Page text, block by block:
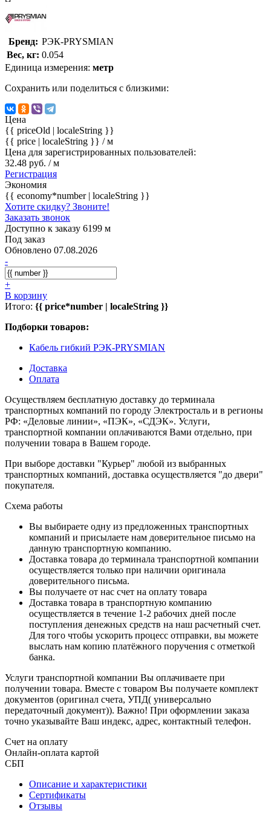
Бренд: РЭК-PRYSMIAN
Вес, кг: 0.054
Единица измерения: метр
Сохранить или поделиться с близкими:
Цена
{{ priceOld | localeString }}
{{ price | localeString }} / м
Цена для зарегистрированных пользователей:
32.48 руб. / м
Регистрация
Экономия
{{ economy*number | localeString }}
Хотите скидку? Звоните!
Заказать звонок
Доступно к заказу 6199 м
Под заказ
Обновлено 07.08.2026
-
+
В корзину
Итого: {{ price*number | localeString }}
Подборки товаров:
Кабель гибкий РЭК-PRYSMIAN
Доставка
Оплата
Осуществляем бесплатную доставку до терминала
транспортных компаний по городу Электросталь и в регионы
РФ: «Деловые линии», «ПЭК», «СДЭК». Услуги,
транспортной компании оплачиваются Вами отдельно, при
получении товара в Вашем городе.
При выборе доставки "Курьер" любой из выбранных
транспортных компаний, доставка осуществляется "до двери"
покупателя.
Схема работы
Вы выбираете одну из предложенных транспортных
компаний и присылаете нам доверительное письмо на
данную транспортную компанию.
Доставка товара до терминала транспортной компании
осуществляется только при наличии оригинала
доверительного письма.
Вы получаете от нас счет на оплату товара
Доставка товара в транспортную компанию
осуществляется в течение 1-2 рабочих дней после
поступления денежных средств на наш расчетный счет.
Для того чтобы ускорить процесс отправки, вы можете
выслать нам копию платёжного поручения с отметкой
банка.
Услуги транспортной компании Вы оплачиваете при
получении товара. Вместе с товаром Вы получаете комплект
документов (оригинал счета, УПД( универсально
передаточный документ)). Важно! При оформлении заказа
точно указывайте Ваш индекс, адрес, контактный телефон.
Счет на оплату
Онлайн-оплата картой
СБП
Описание и характеристики
Сертификаты
Отзывы